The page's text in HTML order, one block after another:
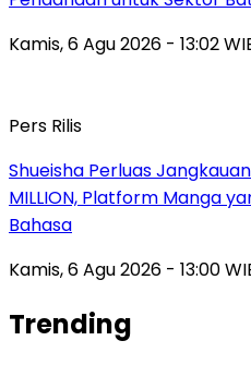
Kamis, 6 Agu 2026 - 13:02
Pers Rilis
Shueisha Perluas
MILLION, Platform Manga
Bahasa
Kamis, 6 Agu 2026 - 13:00
Trending